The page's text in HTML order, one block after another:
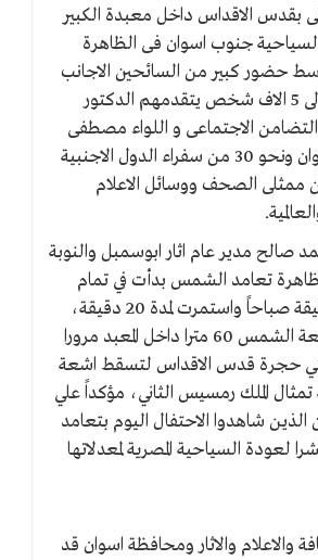
بقدس الاقداس داخل معبدة الكبير
جنوب اسوان فى الظاهرة
حضور كبير من السائحين الاجانب
والمصريين بلغ حوالى 5 الاف شخص يتقدمهم الدكتور
التضامن الاجتماعى و اللواء مصطفى
يسرى محافظ اسوان ونحو 30 من سفراء الدول الاجنبية
الصحف ووسائل الاعلام
صالح مدير عام اثار ابوسمبل والنوبة
تعامد الشمس بدأت في تمام
الساعة 6 و 23 دقيقة صباحاً واستمرت لمدة 20 دقيقة،
قطعت خلالها اشعة الشمس 60 مترا داخل المعبد مرورا
حجرة قدس الاقداس لتسقط اشعة
الملك رمسيس الثاني، مؤكداً علي
الذين شاهدوا الاحتفال اليوم بتعامد
لعودة السياحية المصرية لمعدلاتها
والاعلام والاثار ومحافظة اسوان قد